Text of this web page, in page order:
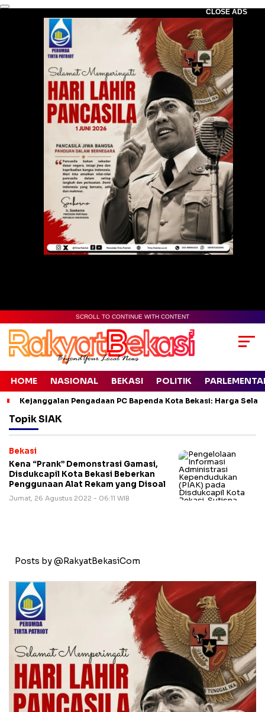
CLOSE ADS
SCROLL TO CONTINUE WITH CONTENT
HOME NASIONAL BEKASI POLITIK
Kejanggalan Pengadaan PC Bapenda Kota Bekasi: Harga
TopikSIAK
Bekasi
Kena “Prank” Demonstrasi Gamasi,
Disdukcapil Kota Bekasi Beberkan
Penggunaan Alat Rekam yang Disoal
Jumat, 26 Agustus 2022 - 06:11 WIB
Posts by @RakyatBekasiCom